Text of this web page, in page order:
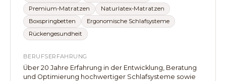
Premium-Matratzen
Naturlatex-Matratzen
Boxspringbetten
Ergonomische Schlafsysteme
Rückengesundheit
BERUFSERFAHRUNG
Über 20 Jahre Erfahrung in der Entwicklung, Beratung
und Optimierung hochwertiger Schlafsysteme sowie